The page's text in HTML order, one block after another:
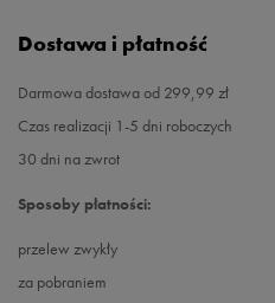
Dostawa i płatność
Darmowa dostawa od 299,99 zł
Czas realizacji 1-5 dni roboczych
30 dni na zwrot
Sposoby płatności:
przelew zwykły
za pobraniem